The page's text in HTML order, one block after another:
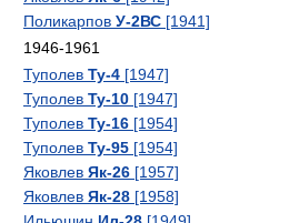
Поликарпов У-2ВС [1941]
1946-1961
Туполев Ту-4 [1947]
Туполев Ту-10 [1947]
Туполев Ту-16 [1954]
Туполев Ту-95 [1954]
Яковлев Як-26 [1957]
Яковлев Як-28 [1958]